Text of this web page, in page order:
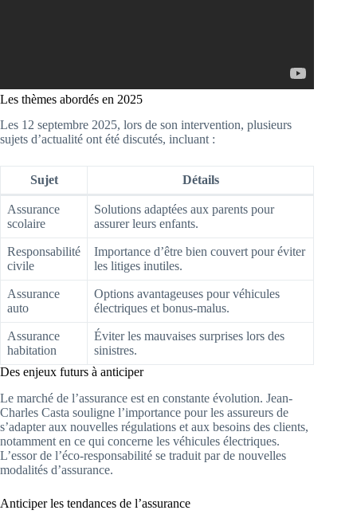
Les thèmes abordés en 2025
Les 12 septembre 2025, lors de son intervention, plusieurs
sujets d’actualité ont été discutés, incluant :
Sujet Détails
Assurance
scolaire
Solutions adaptées aux parents pour
assurer leurs enfants.
Responsabilité
civile
Importance d’être bien couvert pour éviter
les litiges inutiles.
Assurance
auto
Options avantageuses pour véhicules
électriques et bonus-malus.
Assurance
habitation
Éviter les mauvaises surprises lors des
sinistres.
Des enjeux futurs à anticiper
Le marché de l’assurance est en constante évolution. Jean-
Charles Casta souligne l’importance pour les assureurs de
s’adapter aux nouvelles régulations et aux besoins des clients,
notamment en ce qui concerne les véhicules électriques.
L’essor de l’éco-responsabilité se traduit par de nouvelles
modalités d’assurance.
Anticiper les tendances de l’assurance